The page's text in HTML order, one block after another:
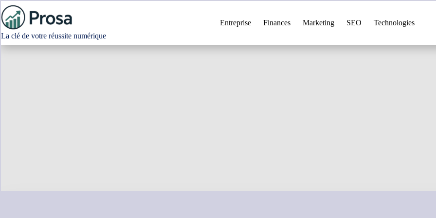
Passer
au
contenu
La clé de votre réussite numérique
Entreprise Finances Marketing SEO Technologies